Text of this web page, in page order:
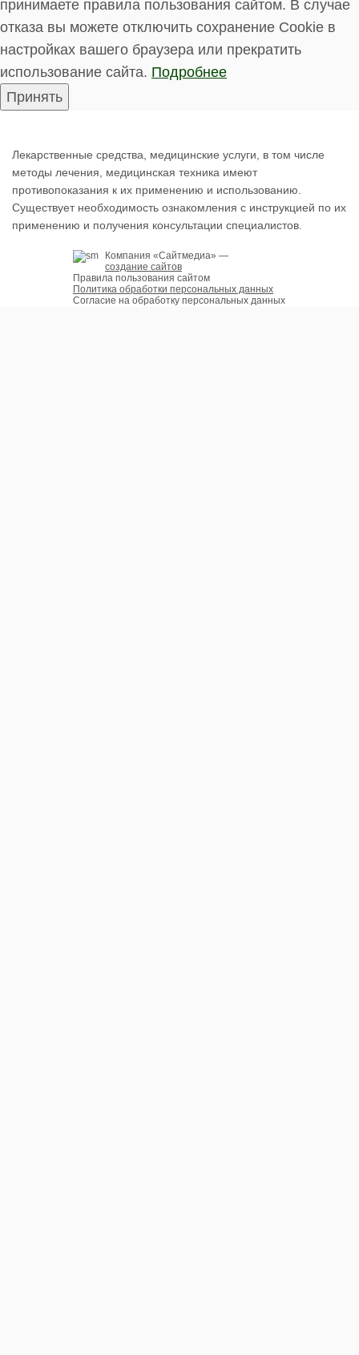
принимаете правила пользования сайтом. В случае
отказа вы можете отключить сохранение Cookie в
настройках вашего браузера или прекратить
использование сайта. Подробнее
Принять
Лекарственные средства, медицинские услуги, в том числе
методы лечения, медицинская техника имеют
противопоказания к их применению и использованию.
Существует необходимость ознакомления с инструкцией по их
применению и получения консультации специалистов.
Компания «Сайтмедиа» —
создание сайтов
Правила пользования сайтом
Политика обработки персональных данных
Согласие на обработку персональных данных